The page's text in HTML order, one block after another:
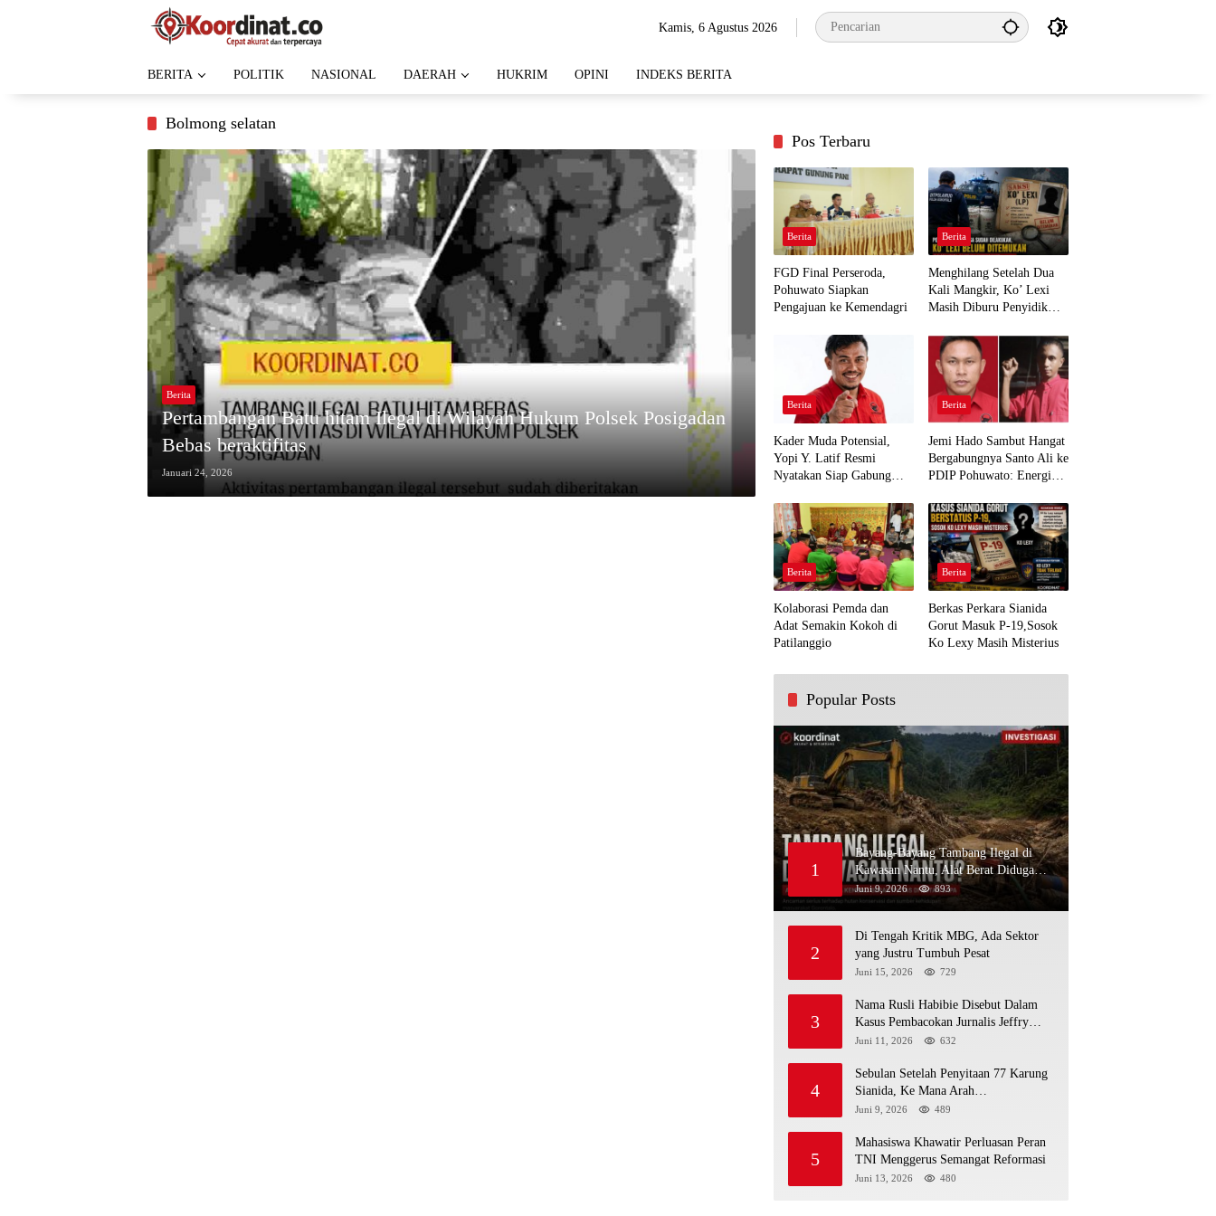
Kamis, 6 Agustus 2026
BERITA POLITIK NASIONAL DAERAH HUKRIM OPINI INDEKS BERITA
Bolmong selatan
Berita
Pertambangan Batu hitam Ilegal di Wilayah Hukum Polsek Posigadan
Bebas beraktifitas
Januari 24, 2026
Pos Terbaru
Berita
FGD Final Perseroda,
Pohuwato Siapkan
Pengajuan ke Kemendagri
Berita
Menghilang Setelah Dua
Kali Mangkir, Ko’ Lexi
Masih Diburu Penyidik
Berita
Kader Muda Potensial,
Yopi Y. Latif Resmi
Nyatakan Siap Gabung
Demi Kawal Aspirasi Bumi
Panua
Berita
Jemi Hado Sambut Hangat
Bergabungnya Santo Ali ke
PDIP Pohuwato: Energi
Rakyat
Berita
Kolaborasi Pemda dan
Adat Semakin Kokoh di
Patilanggio
Berita
Berkas Perkara Sianida
Gorut Masuk P-19,Sosok
Ko Lexy Masih Misterius
Popular Posts
1
Bayang-Bayang Tambang Ilegal di
Kawasan Nantu, Alat Berat Diduga
Kembali Menembus Hutan Sapa
Juni 9, 2026 893
2
Di Tengah Kritik MBG, Ada Sektor
yang Justru Tumbuh Pesat
Juni 15, 2026 729
3
Nama Rusli Habibie Disebut Dalam
Kasus Pembacokan Jurnalis Jeffry
Rumampuk
Juni 11, 2026 632
4
Sebulan Setelah Penyitaan 77 Karung
Sianida, Ke Mana Arah
Penyidikannya?
Juni 9, 2026 489
5
Mahasiswa Khawatir Perluasan Peran
TNI Menggerus Semangat Reformasi
Juni 13, 2026 480